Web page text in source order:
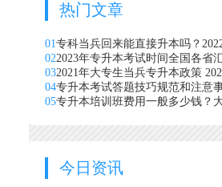
热门文章
01专科当兵回来能直接升本吗？
022023年专升本考试时间全国各省
032021年大专生当兵专升本政策
04专升本考试答题技巧规范和注意
05专升本培训班费用一般多少钱？
今日资讯